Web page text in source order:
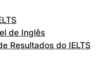
de Inglês
Resultados do IELTS